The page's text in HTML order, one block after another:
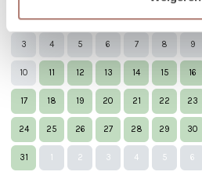
27 28 29 30 31 1 2
3 4 5 6 7 8 9
10 11 12 13 14 15 16
17 18 19 20 21 22 23
24 25 26 27 28 29 30
31 2 3 4 5 6